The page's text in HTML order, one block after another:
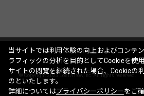
© Copyright 2025 Lost Arrow,Inc. All rights reserved.
当サイトでは利用体験の向上およびコンテ
ラフィックの分析を目的としてCookieを使用
サイトの閲覧を継続された場合、Cookieの
のといたします。
詳細についてはプライバシーポリシーをご